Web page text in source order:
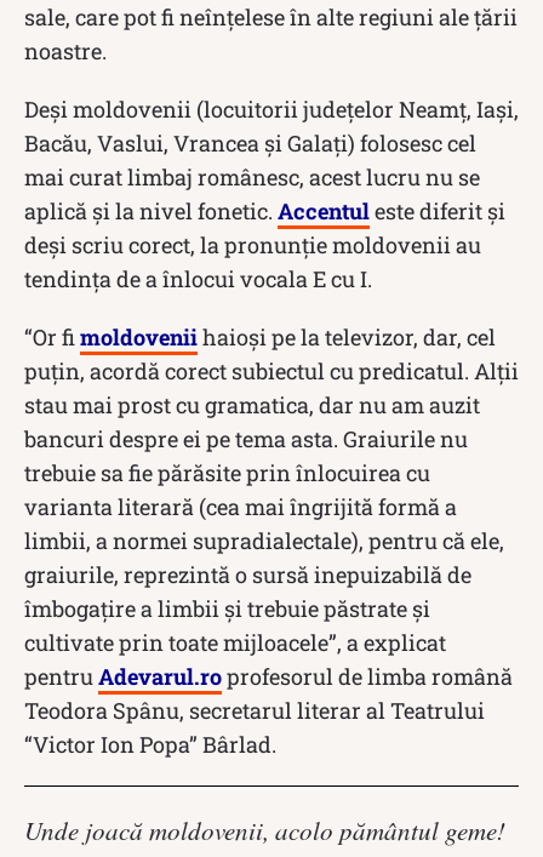
sale, care pot fi neînțelese în alte regiuni ale țării
noastre.
Deși moldovenii (locuitorii județelor Neamț, Iași,
Bacău, Vaslui, Vrancea și Galați) folosesc cel
mai curat limbaj românesc, acest lucru nu se
aplică și la nivel fonetic. Accentuleste diferit și
deși scriu corect, la pronunție moldovenii au
tendința de a înlocui vocala E cu I.
“Or fi moldoveniihaioşi pe la televizor, dar, cel
puţin, acordă corect subiectul cu predicatul. Alţii
stau mai prost cu gramatica, dar nu am auzit
bancuri despre ei pe tema asta. Graiurile nu
trebuie sa fie părăsite prin înlocuirea cu
varianta literară (cea mai îngrijită formă a
limbii, a normei supradialectale), pentru că ele,
graiurile, reprezintă o sursă inepuizabilă de
îmbogaţire a limbii şi trebuie păstrate şi
cultivate prin toate mijloacele”, a explicat
pentru Adevarul.roprofesorul de limba română
Teodora Spânu, secretarul literar al Teatrului
“Victor Ion Popa” Bârlad.
Unde joacă moldovenii, acolo pământul geme!